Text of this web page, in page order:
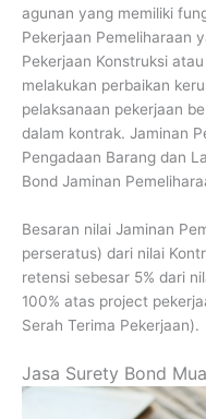
agunan yang memiliki
Pekerjaan Pemeliharaan
Pekerjaan Konstruksi
melakukan perbaikan
pelaksanaan pekerjaan
dalam kontrak. Jaminan
Pengadaan Barang dan
Bond Jaminan
Besaran nilai Jaminan
perseratus) dari nilai
retensi sebesar 5% dari
100% atas project
Serah Terima Pekerjaan).
Jasa Surety Bond